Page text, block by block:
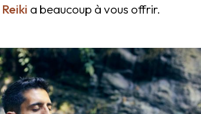
Reiki a beaucoup à vous offrir.